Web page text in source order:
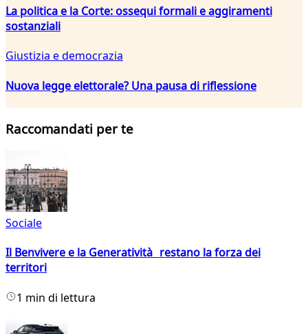
La politica e la Corte: ossequi formali e aggiramenti
sostanziali
Giustizia e democrazia
Nuova legge elettorale? Una pausa di riflessione
Raccomandati per te
Sociale
Il Benvivere e la Generatività restano la forza dei
territori
1 min di lettura